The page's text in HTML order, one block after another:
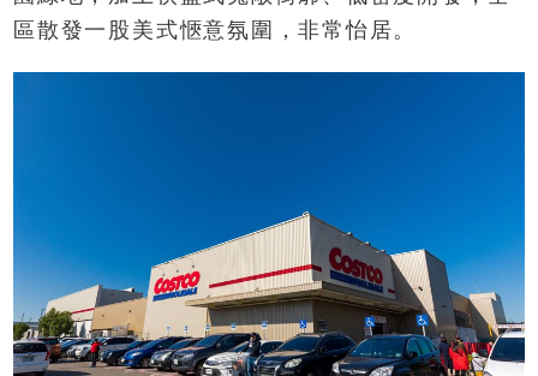
區散發一股美式愜意氛圍，非常怡居。